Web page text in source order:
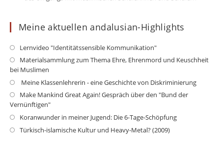
Meine aktuellen andalusian-Highlights
Lernvideo "Identitätssensible Kommunikation"Opens
in
new
Materialsammlung zum Thema Ehre, Ehrenmord und Keuschheit
bei Muslimen
Meine Klassenlehrerin - eine Geschichte von DiskriminierungOpens
Make Mankind Great Again! Gespräch über den "Bund der
Vernünftigen"
Koranwunder in meiner Jugend: Die 6-Tage-SchöpfungOpens
Türkisch-islamische Kultur und Heavy-Metal? (2009)Opens